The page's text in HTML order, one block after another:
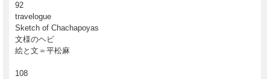
92
travelogue
Sketch of Chachapoyas
文様のヘビ
絵と文＝平松麻
108